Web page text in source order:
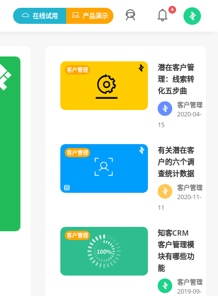
在线试用 产品演示
4
客户管理
潜在客户管
理：线索转
化五步曲
客户管理
2020-04-
15
客户管理
有关潜在客
户的六个调
查统计数据
客户管理
2020-11-
11
客户管理
知客CRM
客户管理模
块有哪些功
能
客户管理
2019-09-